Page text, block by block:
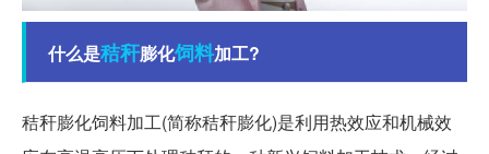
什么是秸秆膨化饲料加工?
秸秆膨化饲料加工(简称秸秆膨化)是利用热效应和机械效